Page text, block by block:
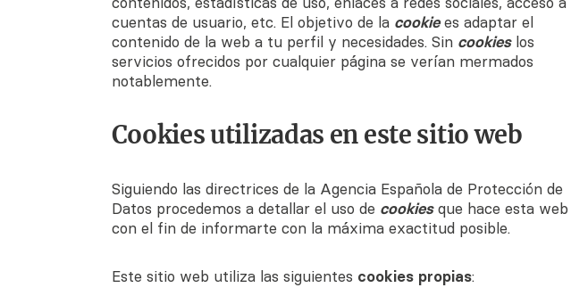
cuentas de usuario, etc. El objetivo de la cookiees adaptar el
contenido de la web a tu perfil y necesidades. Sin cookieslos
servicios ofrecidos por cualquier página se verían mermados
notablemente.
Cookies utilizadas en este sitio web
Siguiendo las directrices de la Agencia Española de Protección de
Datos procedemos a detallar el uso de cookiesque hace esta web
con el fin de informarte con la máxima exactitud posible.
Este sitio web utiliza las siguientes cookies propias: